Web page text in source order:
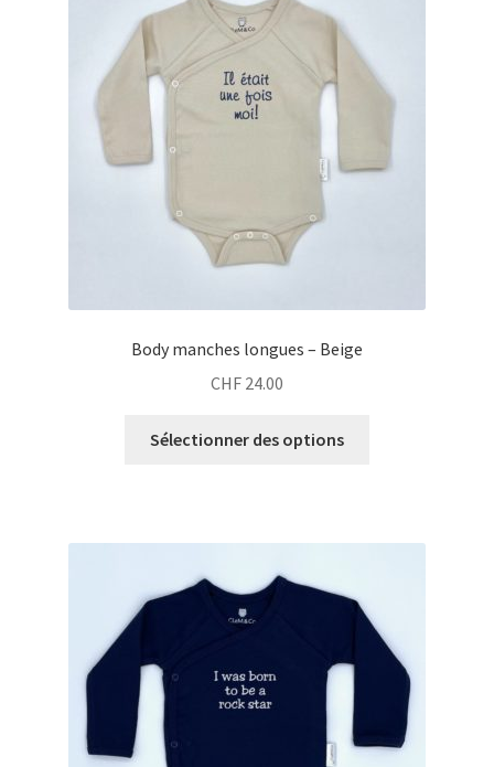
Body manches longues – Beige
CHF 24.00
Sélectionner des options